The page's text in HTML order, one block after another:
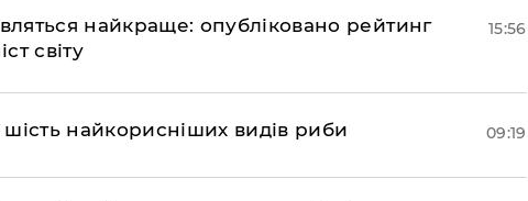
найкраще: опубліковано рейтинг
світу
15:56
найкорисніших видів риби 09:19